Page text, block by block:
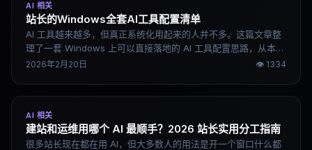
AI 相关
站长的Windows全套AI工具配置清单
AI 工具越来越多，但真正系统化用起来的人并不多。这篇文章整
理了一套 Windows 上可以直接落地的 AI 工具配置思路，从本地
开发环境到内容创作再到多模型分工，说清楚每个工具做什么、
2026年2月20日 👁 1334
AI 相关
建站和运维用哪个 AI 最顺手？2026 站长实用分工指南
很多站长现在都在用 AI，但大多数人的用法是开一个窗口什么都